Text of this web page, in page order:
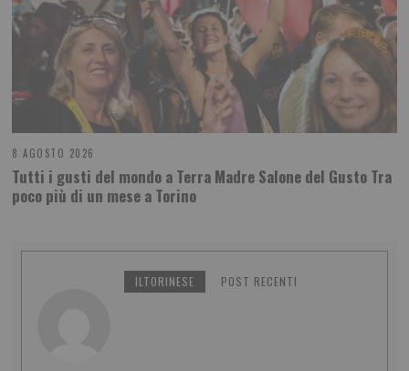
8 AGOSTO 2026
Tutti i gusti del mondo a Terra Madre Salone del Gusto Tra
poco più di un mese a Torino
ILTORINESE POST RECENTI